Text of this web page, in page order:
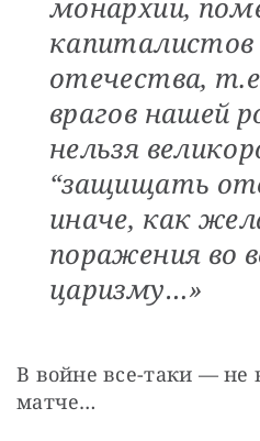
капиталистов
отечества,
врагов нашей
нельзя
“защищать
иначе, как
поражения во
царизму…»
В войне все-таки — не
матче…